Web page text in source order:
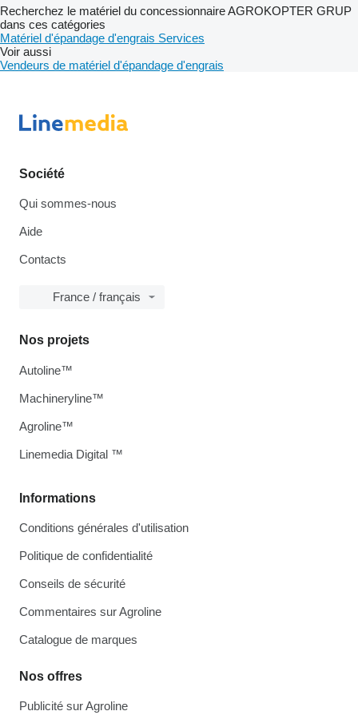
Recherchez le matériel du concessionnaire AGROKOPTER GRUP
dans ces catégories
Matériel d'épandage d'engrais Services
Voir aussi
Vendeurs de matériel d'épandage d'engrais
Société
Qui sommes-nous
Aide
Contacts
France / français
Informations
Conditions générales d'utilisation
Politique de confidentialité
Conseils de sécurité
Commentaires sur Agroline
Catalogue de marques
Nos offres
Publicité sur Agroline
Nos projets
Autoline™
Machineryline™
Agroline™
Linemedia Digital ™